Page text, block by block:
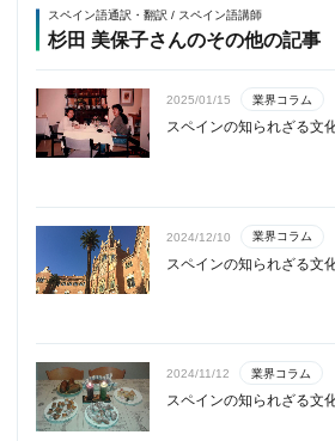
スペイン語通訳・翻訳 / スペイン語講師
杉田 美保子さんのその他の記事
2025/01/15 業界コラム
スペインの知られざる
2024/12/10 業界コラム
スペインの知られざる
2024/11/12 業界コラム
スペインの知られざる